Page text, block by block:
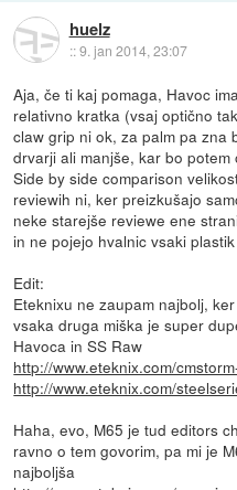
huelz
::9. jan 2014, 23:07
Aja, če ti kaj pomaga, Havoc
relativno kratka (vsaj optično
claw grip ni ok, za palm pa zna
drvarji ali manjše, kar bo potem
Side by side comparison
reviewih ni, ker preizkušajo
neke starejše reviewe ene
in ne pojejo hvalnic vsaki
Edit:
Eteknixu ne zaupam najbolj,
vsaka druga miška je super
Havoca in SS Raw
http://www.eteknix.com/
http://www.eteknix.com/
Haha, evo, M65 je tud editors
ravno o tem govorim, pa mi je
najboljša